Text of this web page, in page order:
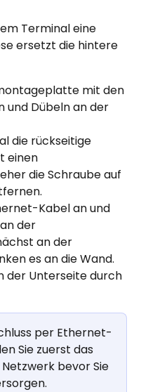
Terminal eine
ersetzt die hintere
mit den
und Dübeln an der
die rückseitige
einen
die Schraube auf
Kabel an und
der
an der
es an die Wand.
der Unterseite durch
per Ethernet-
Sie zuerst das
bevor Sie